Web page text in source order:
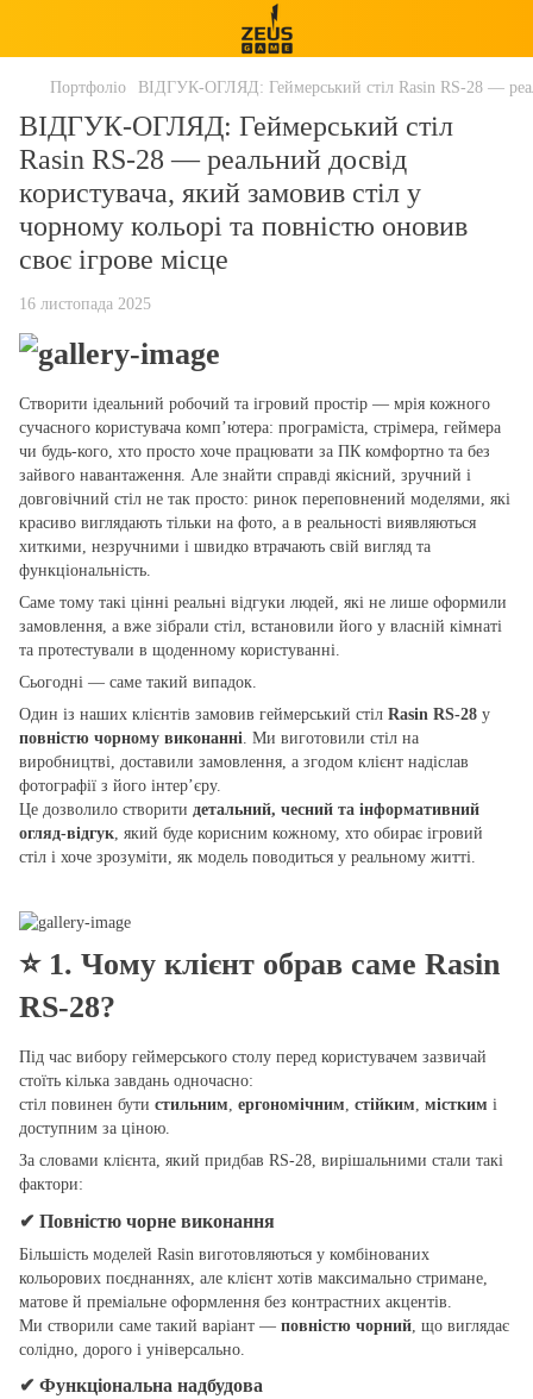
Портфоліо ВІДГУК-ОГЛЯД: Геймерський стіл Rasin RS-28 —
ВІДГУК-ОГЛЯД: Геймерський стіл
Rasin RS-28 — реальний досвід
користувача, який замовив стіл у
чорному кольорі та повністю оновив
своє ігрове місце
16 листопада 2025
Створити ідеальний робочий та ігровий простір — мрія кожного
сучасного користувача комп’ютера: програміста, стрімера, геймера
чи будь-кого, хто просто хоче працювати за ПК комфортно та без
зайвого навантаження. Але знайти справді якісний, зручний і
довговічний стіл не так просто: ринок переповнений моделями, які
красиво виглядають тільки на фото, а в реальності виявляються
хиткими, незручними і швидко втрачають свій вигляд та
функціональність.
Саме тому такі цінні реальні відгуки людей, які не лише оформили
замовлення, а вже зібрали стіл, встановили його у власній кімнаті
та протестували в щоденному користуванні.
Сьогодні — саме такий випадок.
Один із наших клієнтів замовив геймерський стіл Rasin RS-28 у
повністю чорному виконанні. Ми виготовили стіл на
виробництві, доставили замовлення, а згодом клієнт надіслав
фотографії з його інтер’єру.
Це дозволило створити детальний, чесний та інформативний
огляд-відгук, який буде корисним кожному, хто обирає ігровий
стіл і хоче зрозуміти, як модель поводиться у реальному житті.
⭐ 1. Чому клієнт обрав саме Rasin
RS-28?
Під час вибору геймерського столу перед користувачем зазвичай
стоїть кілька завдань одночасно:
стіл повинен бути стильним ергономічним стійким містким і
доступним за ціною.
За словами клієнта, який придбав RS-28, вирішальними стали такі
фактори:
✔ Повністю чорне виконання
Більшість моделей Rasin виготовляються у комбінованих
кольорових поєднаннях, але клієнт хотів максимально стримане,
матове й преміальне оформлення без контрастних акцентів.
Ми створили саме такий варіант — повністю чорний , що виглядає
солідно, дорого і універсально.
✔ Функціональна надбудова